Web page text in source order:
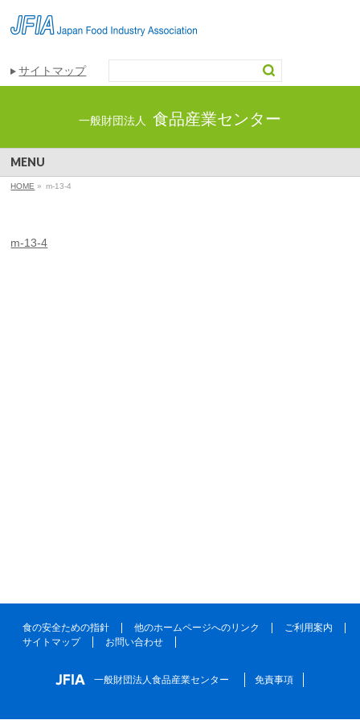
サイトマップ
一般財団法人 食品産業センター
MENU
HOME » m-13-4
m-13-4
食の安全ための指針 他のホームページへのリンク
ご利用案内
サイトマップ
お問い合わせ
一般財団法人食品産業センター 免責事項